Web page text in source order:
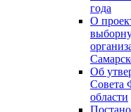
года
О
Об
Совета
области